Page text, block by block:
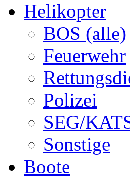
Helikopter
BOS (alle)
Feuerwehr
Polizei
SEG/
Sonstige
Boote